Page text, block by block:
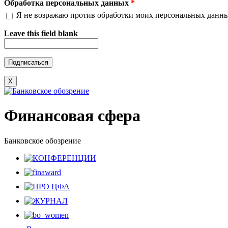
Обработка персональных данных *
Я не возражаю против обработки моих персональных
Leave this field blank
X
Финансовая сфера
Банковское обозрение